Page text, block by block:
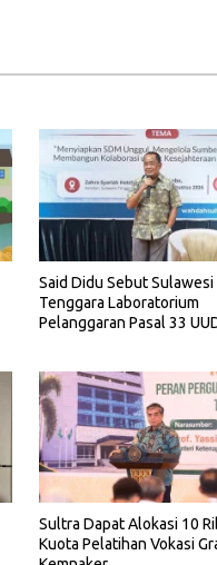
Said Didu Sebut Sulawesi
Tenggara Laboratorium
Pelanggaran Pasal 33
Sultra Dapat Alokasi 10
Kuota Pelatihan Vokasi